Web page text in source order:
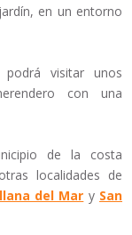
en un entorno
visitar unos
con una
de la costa
localidades de
del Mar y San